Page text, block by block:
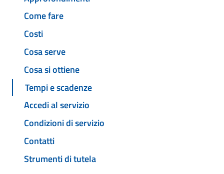
Come fare
Costi
Cosa serve
Cosa si ottiene
Tempi e scadenze
Accedi al servizio
Condizioni di servizio
Contatti
Strumenti di tutela